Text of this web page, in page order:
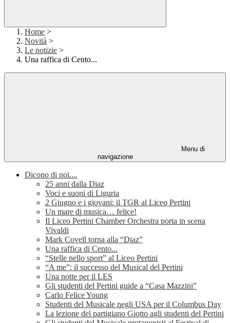
Home >
Novità >
Le notizie >
Una raffica di Cento...
Menu di
navigazione
Dicono di noi....
25 anni dalla Diaz
Voci e suoni di Liguria
2 Giugno e i giovani: il TGR al Liceo Pertini
Un mare di musica… felice!
Il Liceo Pertini Chamber Orchestra porta in scena
Vivaldi
Mark Covell torna alla “Diaz”
Una raffica di Cento...
“Stelle nello sport” al Liceo Pertini
“A me”: il successo del Musical del Pertini
Una notte per il LES
Gli studenti del Pertini guide a “Casa Mazzini”
Carlo Felice Young
Studenti del Musicale negli USA per il Columbus Day
La lezione del partigiano Giotto agli studenti del Pertini